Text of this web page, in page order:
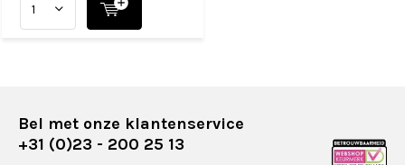
Bel met onze klantenservice
+31 (0)23 - 200 25 13